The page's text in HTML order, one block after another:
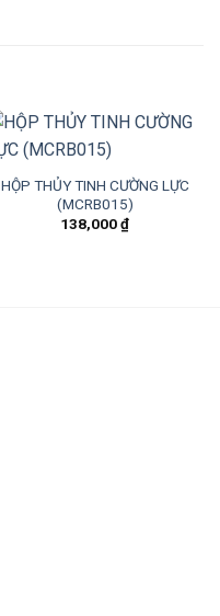
HỘP THỦY TINH CƯỜNG LỰC
(MCRB015)
138,000₫